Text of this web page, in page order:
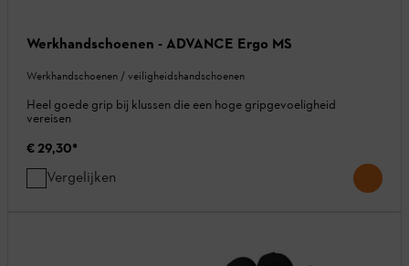
Werkhandschoenen - ADVANCE Ergo MS
Werkhandschoenen / veiligheidshandschoenen
Heel goede grip bij klussen die een hoge gripgevoeligheid
vereisen
€ 29,30*
Vergelijken